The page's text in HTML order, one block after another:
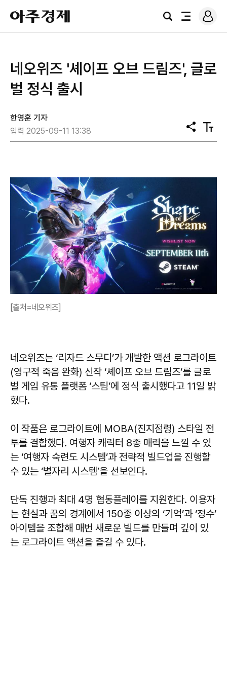
아
주
경
검
전
로
그
네오위즈 '셰이프 오브 드림즈', 글로
벌 정식 출시
한영훈 기자
입력 2025-09-11 13:38
공
유
텍
스
[출처=네오위즈]
네오위즈는 ‘리자드 스무디’가 개발한 액션 로그라이트
(영구적 죽음 완화) 신작 ‘셰이프 오브 드림즈’를 글로
벌 게임 유통 플랫폼 ‘스팀’에 정식 출시했다고 11일 밝
혔다.
이 작품은 로그라이트에 MOBA(진지점령) 스타일 전
투를 결합했다. 여행자 캐릭터 8종 매력을 느낄 수 있
는 ‘여행자 숙련도 시스템’과 전략적 빌드업을 진행할
수 있는 ‘별자리 시스템’을 선보인다.
단독 진행과 최대 4명 협동플레이를 지원한다. 이용자
는 현실과 꿈의 경계에서 150종 이상의 ‘기억’과 ‘정수’
아이템을 조합해 매번 새로운 빌드를 만들며 깊이 있
는 로그라이트 액션을 즐길 수 있다.